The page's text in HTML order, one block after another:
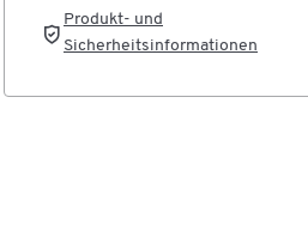
Produkt- und
Sicherheitsinformationen